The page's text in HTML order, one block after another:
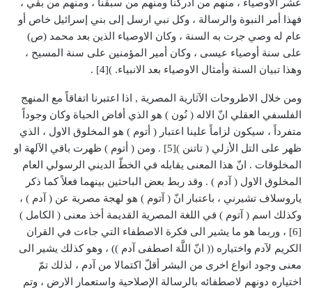
ومن خلال الاطروحات الآثارية المصرية , اذا اعتبرنا اتفاقاً مع المنهج
الفلسفي العقلي انّ الاله ( نُون ) هو الذي أفاض الحياة وكان وجوداً
متفرداً ، سيكون لزاماً علينا اعتبار ( أتوم ) هو المخلوق الاول ، الذي
ظهر على التل الأزلي ( تاتنن )[5] . ومن ( أتوم ) ظهرت باقي الآلهة او
المخلوقات . انّ هذا المعنى يقابله في الخطّ الديني الرسولي العام
المخلوق الاول ( آدم ) . وقد ربط بعض الباحثين بينهما فعلاً كما ذكر
ياروسلاف تشيرني ، باعتبار انّ ( آتوم ) هو لهجة مصرية عن ( آدم ) ،
وكذلك اسم ( آتوم ) في اللغة المصرية القديمة أخذ معنى ( الكامل )
[6] ، وربما هو ما يشير الى فكرة الاصطفاء التي جاءت في القران
الكريم لآدم واختياره (( انّ اللَّهَ اصطفى آدم )) ، وهو كذلك يشير الى
معنى وجود انواع اخرى من البشر أقلّ اكتمالا من آدم ، لذلك تمّ
اختياره دونهم لاصطفائه بالرسالة الإصلاحية واستعمار الارض ، وتم